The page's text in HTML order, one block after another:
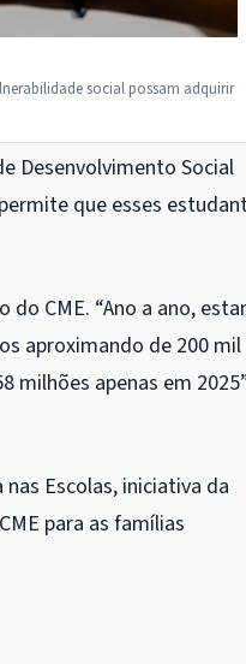
social possam adquirir
Desenvolvimento Social
que esses
CME. “Ano a ano,
aproximando de 200 mil
apenas em
Escolas, iniciativa da
para as famílias